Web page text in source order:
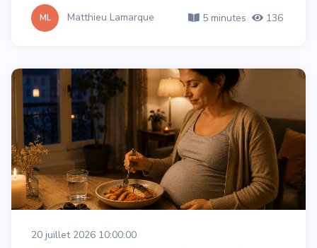
ML Matthieu Lamarque 5 minutes 136
20 juillet 2026 10:00:00